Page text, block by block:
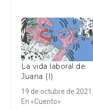
La vida laboral de
Juana (I)
19 de octubre de 2021
En «Cuento»